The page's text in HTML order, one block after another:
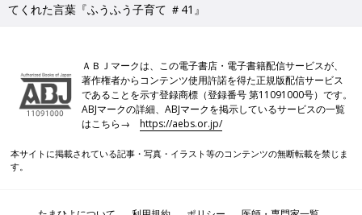
あるんです。
その声を聞きつけて、部屋に飛び込んできた夫の表情はとても硬
く、私は瞬時に頭が冷えました。か弱い赤ちゃんに強い言葉をか
か？」という恐怖、「でも必死で頑張っているし責められたくな
い」という自己弁護のような気持ちでいっぱいになって、慌てて
てくれた言葉『ふうふう子育て ＃41』
ＡＢＪマークは、この電子書店・電子書籍配信サービスが、
著作権者からコンテンツ使用許諾を得た正規版配信サービス
であることを示す登録商標（登録番号 第11091000号）です。
ABJマークの詳細、ABJマークを掲示しているサービスの一覧
はこちら→https://aebs.or.jp/
本サイトに掲載されている記事・写真・イラスト等のコンテンツの無断転載を禁じま
す。